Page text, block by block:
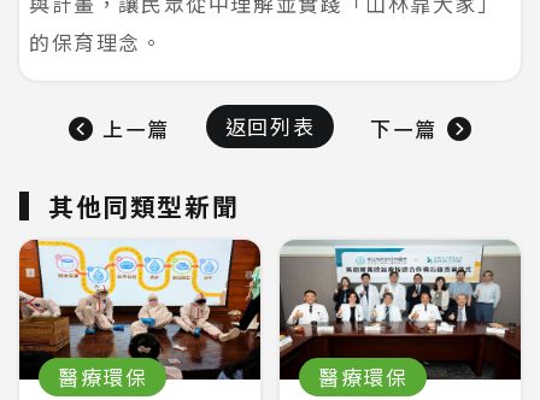
的保育理念。
上一篇 返回列表 下一篇
其他同類型新聞
醫療環保 醫療環保